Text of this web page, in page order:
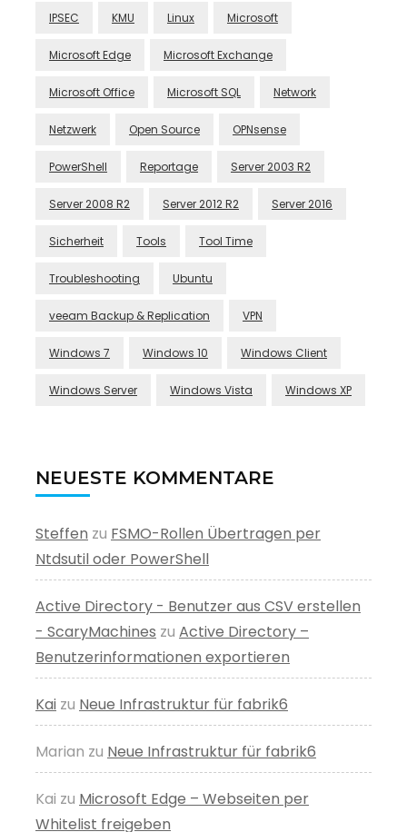
IPSEC KMU Linux Microsoft
Microsoft Edge Microsoft Exchange
Microsoft Office Microsoft SQL Network
Netzwerk Open Source OPNsense
PowerShell Reportage Server 2003 R2
Server 2008 R2 Server 2012 R2 Server 2016
Sicherheit Tools Tool Time
Troubleshooting Ubuntu
veeam Backup & Replication VPN
Windows 7 Windows 10 Windows Client
Windows Server Windows Vista Windows XP
NEUESTE KOMMENTARE
Steffen zu FSMO-Rollen Übertragen per
Ntdsutil oder PowerShell
Active Directory - Benutzer aus CSV erstellen
- ScaryMachines zu Active Directory –
Benutzerinformationen exportieren
Kai zu Neue Infrastruktur für fabrik6
Marian zu Neue Infrastruktur für fabrik6
Kai zu Microsoft Edge – Webseiten per
Whitelist freigeben